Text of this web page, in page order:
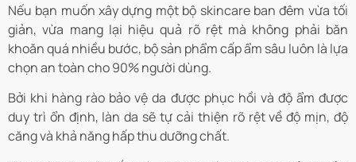
Nếu bạn muốn xây dựng một bộ skincare ban đêm vừa tối
giản, vừa mang lại hiệu quả rõ rệt mà không phải băn
khoăn quá nhiều bước, bộ sản phẩm cấp ẩm sâu luôn là lựa
chọn an toàn cho 90% người dùng.
Bởi khi hàng rào bảo vệ da được phục hồi và độ ẩm được
duy trì ổn định, làn da sẽ tự cải thiện rõ rệt về độ mịn, độ
căng và khả năng hấp thu dưỡng chất.